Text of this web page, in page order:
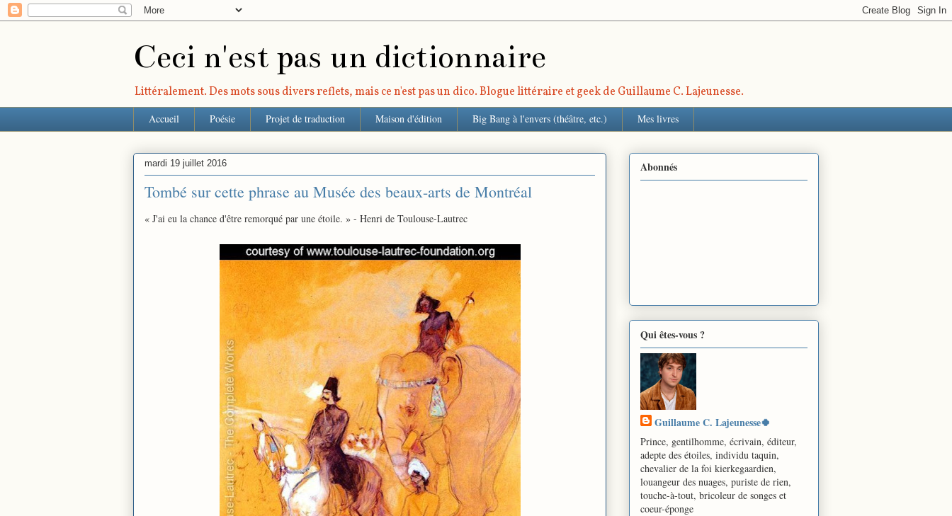
Ceci n'est pas un dictionnaire
Littéralement. Des mots sous divers reflets, mais ce n'est pas un dico. Blogue littéraire et geek de Guillaume C. Lajeunesse.
Accueil Poésie Projet de traduction Maison d'édition Big Bang à l'envers (théâtre, etc.) Mes livres
mardi 19 juillet 2016
Tombé sur cette phrase au Musée des beaux-arts de Montréal
« J'ai eu la chance d'être remorqué par une étoile. » - Henri de Toulouse-Lautrec
Abonnés
Qui êtes-vous ?
Guillaume C. Lajeunesse🍀
Prince, gentilhomme, écrivain, éditeur,
adepte des étoiles, individu taquin,
chevalier de la foi kierkegaardien,
louangeur des nuages, puriste de rien,
touche-à-tout, bricoleur de songes et
coeur-éponge